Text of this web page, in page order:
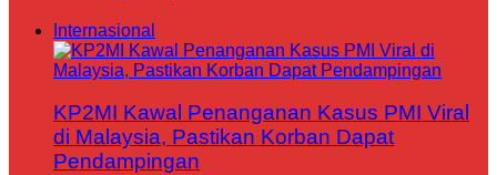
Internasional
KP2MI Kawal Penanganan Kasus PMI Viral
di Malaysia, Pastikan Korban Dapat
Pendampingan